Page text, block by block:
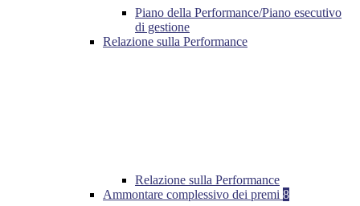
Piano della Performance/Piano esecutivo
di gestione
Relazione sulla Performance
Relazione sulla Performance
Ammontare complessivo dei premi 8